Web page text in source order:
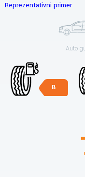
Reprezentativni primer
Auto
B